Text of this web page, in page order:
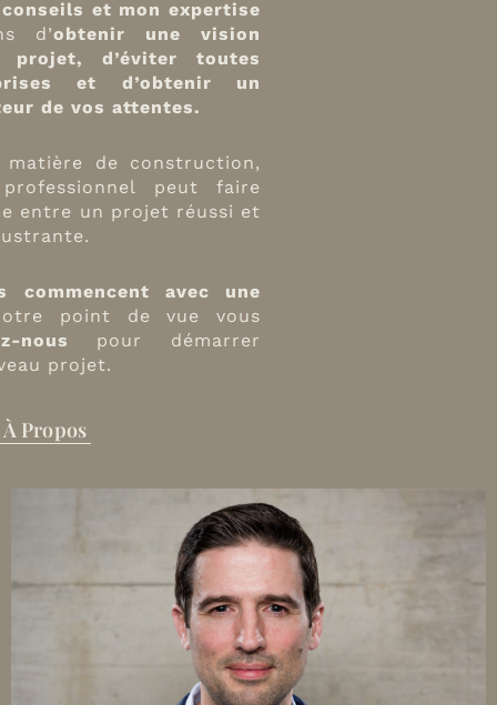
et mon expertise
d’obtenir une vision
d’éviter toutes
et d’obtenir un
de vos attentes.
matière de construction,
peut faire
entre un projet réussi et
commencent avec une
point de vue vous
nous pour démarrer
projet.
À Propos